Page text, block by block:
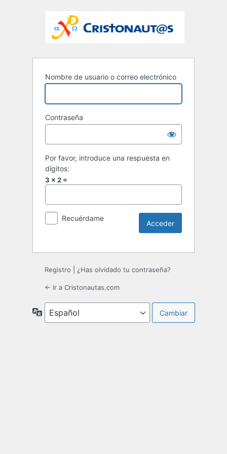
Nombre de usuario o correo electrónico
Contraseña
Por favor, introduce una respuesta en
dígitos:
3 × 2 =
Recuérdame
Registro ¿Has olvidado tu contraseña?
← Ir a Cristonautas.com
Idioma